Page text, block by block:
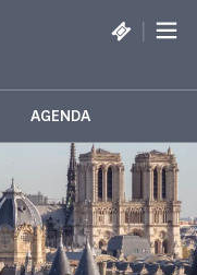
|
AGENDA